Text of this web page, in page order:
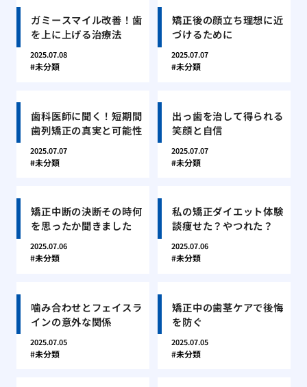
ガミースマイル改善！歯
を上に上げる治療法
2025.07.08
未分類
矯正後の顔立ち理想に近
づけるために
2025.07.07
未分類
歯科医師に聞く！短期間
歯列矯正の真実と可能性
2025.07.07
未分類
出っ歯を治して得られる
笑顔と自信
2025.07.07
未分類
矯正中断の決断その時何
を思ったか聞きました
2025.07.06
未分類
私の矯正ダイエット体験
談痩せた？やつれた？
2025.07.06
未分類
噛み合わせとフェイスラ
インの意外な関係
2025.07.05
未分類
矯正中の歯茎ケアで後悔
を防ぐ
2025.07.05
未分類